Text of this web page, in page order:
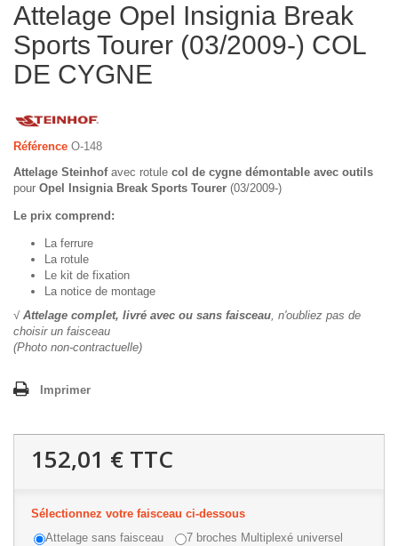
Attelage Opel Insignia Break
Sports Tourer (03/2009-) COL
DE CYGNE
Référence O-148
Attelage Steinhofavec rotule col de cygne démontable avec outils
pour Opel Insignia Break Sports Tourer (03/2009-)
Le prix comprend:
La ferrure
La rotule
Le kit de fixation
La notice de montage
√ Attelage complet, livré avec ou sans faisceau, n'oubliez pas de
choisir un faisceau
(Photo non-contractuelle)
Imprimer
152,01 € TTC
Sélectionnez votre faisceau ci-dessous
Attelage sans faisceau
7 broches Multiplexé universel